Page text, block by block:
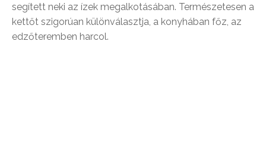
segített neki az ízek megalkotásában. Természetesen a
kettőt szigorúan különválasztja, a konyhában főz, az
edzőteremben harcol.